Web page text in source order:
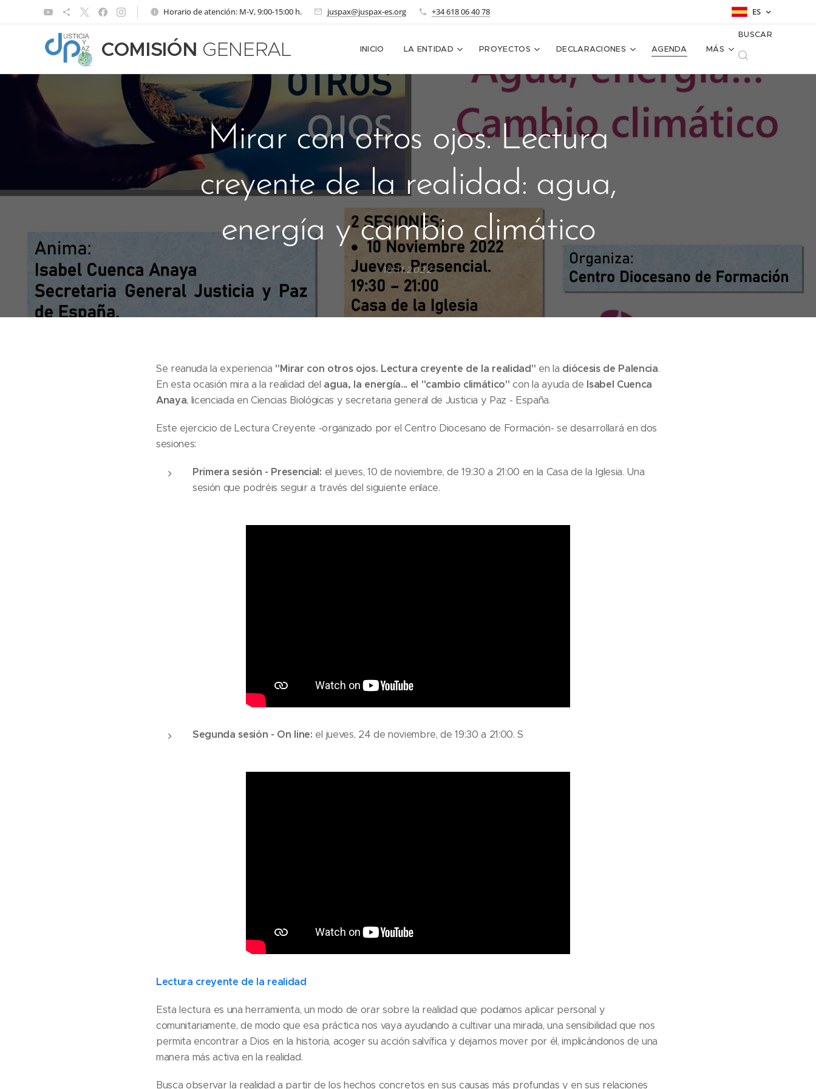
Horario de atención: M-V, 9:00-15:00 h. juspax@juspax-es.org +34 618 06 40 78 ES
COMISIÓN GENERAL INICIO LA ENTIDAD PROYECTOS DECLARACIONES AGENDA MÁS
BUSCAR
Mirar con otros ojos. Lectura
creyente de la realidad: agua,
energía y cambio climático
10.11.2022
Se reanuda la experiencia "Mirar con otros ojos. Lectura creyente de la realidad" en la diócesis de Palencia.
En esta ocasión mira a la realidad del agua, la energía... el "cambio climático" con la ayuda de Isabel Cuenca
Anaya, licenciada en Ciencias Biológicas y secretaria general de Justicia y Paz - España.
Este ejercicio de Lectura Creyente -organizado por el Centro Diocesano de Formación- se desarrollará en dos
sesiones:
Primera sesión - Presencial: el jueves, 10 de noviembre, de 19:30 a 21:00 en la Casa de la Iglesia. Una
sesión que podréis seguir a través del siguiente enlace.
Segunda sesión - On line: el jueves, 24 de noviembre, de 19:30 a 21:00. S
Lectura creyente de la realidad
Esta lectura es una herramienta, un modo de orar sobre la realidad que podamos aplicar personal y
comunitariamente, de modo que esa práctica nos vaya ayudando a cultivar una mirada, una sensibilidad que nos
permita encontrar a Dios en la historia, acoger su acción salvífica y dejarnos mover por él, implicándonos de una
manera más activa en la realidad.
Busca observar la realidad a partir de los hechos concretos en sus causas más profundas y en sus relaciones